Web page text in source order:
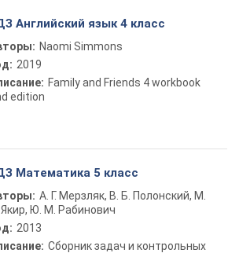
Английский язык 4 класс
Naomi Simmons
2019
Family and Friends 4 workbook
edition
Математика 5 класс
А. Г. Мерзляк, В. Б. Полонский, М.
Ю. М. Рабинович
2013
Сборник задач и контрольных